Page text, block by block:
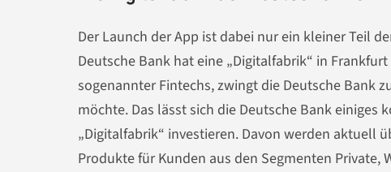
Der Launch der App ist dabei nur ein kleiner Teil
Deutsche Bank hat eine „Digitalfabrik“ in
sogenannter Fintechs, zwingt die Deutsche Bank
möchte. Das lässt sich die Deutsche Bank einiges
„Digitalfabrik“ investieren. Davon werden aktuell
Produkte für Kunden aus den Segmenten Private,